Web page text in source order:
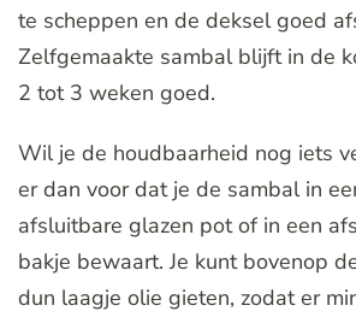
te scheppen en de deksel goed
Zelfgemaakte sambal blijft in de
2 tot 3 weken goed.
Wil je de houdbaarheid nog iets
er dan voor dat je de sambal in
afsluitbare glazen pot of in een
bakje bewaart. Je kunt bovenop
dun laagje olie gieten, zodat er